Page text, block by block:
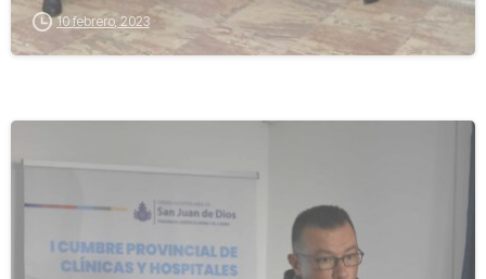
10 febrero, 2023